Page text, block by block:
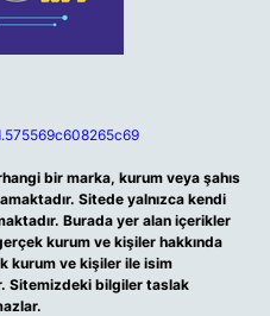
bir marka, kurum veya şahıs
Sitede yalnızca kendi
Burada yer alan içerikler
kurum ve kişiler hakkında
kurum ve kişiler ile isim
Sitemizdeki bilgiler taslak